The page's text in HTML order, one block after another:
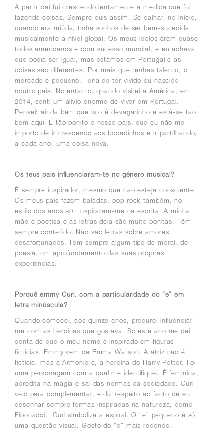
A partir daí fui crescendo lentamente à medida que fui
fazendo coisas. Sempre quis assim. Se calhar, no início,
quando era miúda, tinha sonhos de ser bem-sucedida
musicalmente a nível global. Os meus ídolos eram quase
todos americanos e com sucesso mundial, e eu achava
que podia ser igual, mas estamos em Portugal e as
coisas são diferentes. Por mais que tenhas talento, o
mercado é pequeno. Teria de ter vivido ou nascido
noutro país. No entanto, quando visitei a América, em
2014, senti um alívio enorme de viver em Portugal.
Pensei: ainda bem que isto é devagarinho e está-se tão
bem aqui! É tão bonito o nosso país, que eu não me
importo de ir crescendo aos bocadinhos e ir partilhando,
a cada ano, uma coisa nova.
Os teus pais influenciaram-te no género musical?
É sempre inspirador, mesmo que não esteja consciente.
Os meus pais fazem baladas, pop rock também, no
estilo dos anos 80. Inspiraram-me na escrita. A minha
mãe é poetisa e as letras dela são muito bonitas. Têm
sempre conteúdo. Não são letras sobre amores
desafortunados. Têm sempre algum tipo de moral, de
poesia, um aprofundamento das suas próprias
experiências.
Porquê emmy Curl, com a particularidade do “e” em
letra minúscula?
Quando comecei, aos quinze anos, procurei influenciar-
me com as heroínas que gostava. Só este ano me dei
conta de que o meu nome é inspirado em figuras
fictícias. Emmy vem de Emma Watson. A atriz não é
fictícia, mas a Armonie é, a heroína do Harry Potter. Foi
uma personagem com a qual me identifiquei. É feminina,
acredita na magia e sai das normas da sociedade. Curl
veio para complementar, e diz respeito ao facto de eu
desenhar sempre formas inspiradas na natureza, como
Fibonacci. Curl simboliza a espiral. O “e” pequeno é só
uma questão visual. Gosto do “e” mais redondo.